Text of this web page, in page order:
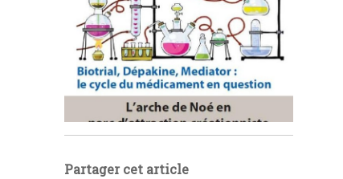
Partager cet article